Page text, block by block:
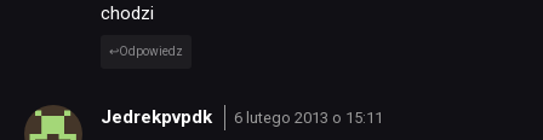
chodzi
Odpowiedz
Jedrekpvpdk 6 lutego 2013 o 15:11